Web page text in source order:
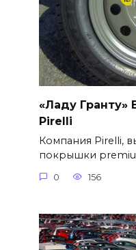
«Ладу Гранту»
Pirelli
Компания Pirelli,
покрышки
0 156